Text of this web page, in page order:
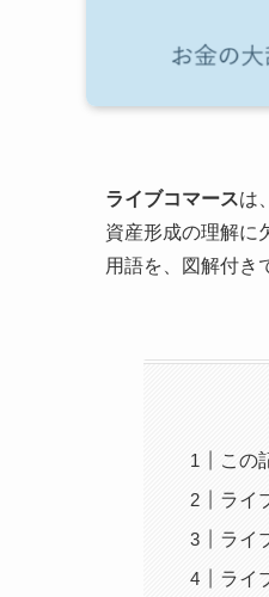
ライブコマースは
資産形成の理解に
用語を、図解付き
この
ライ
ライ
ライ